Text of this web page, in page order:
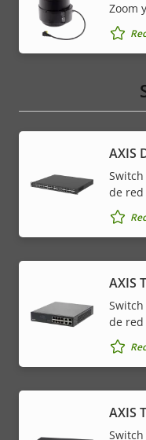
Zoom
AXIS
de red
AXIS
de red
AXIS